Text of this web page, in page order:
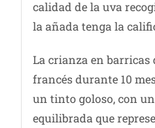
calidad de la uva
la añada tenga la
La crianza en barricas
francés durante 10
un tinto goloso, con
equilibrada que